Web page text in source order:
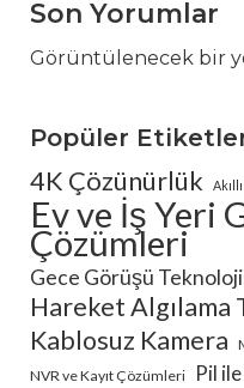
Son Yorumlar
Görüntülenecek bir
Popüler
4K Çözünürlük
Ev ve İş Yeri
Çözümleri
Gece Görüşü
Hareket Algılama
Kablosuz Kamera
NVR ve Kayıt Çözümleri
Pil